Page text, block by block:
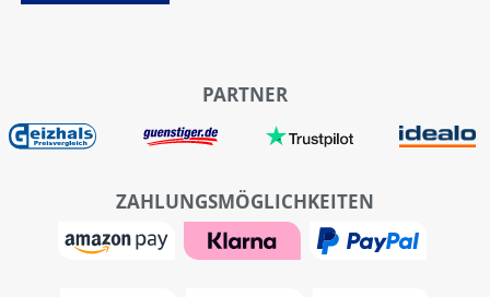
PARTNER
ZAHLUNGSMÖGLICHKEITEN